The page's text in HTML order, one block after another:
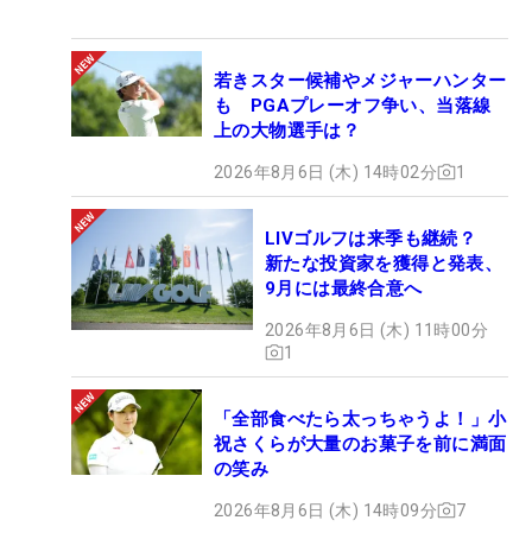
若きスター候補やメジャーハンター
も PGAプレーオフ争い、当落線
上の大物選手は？
2026年8月6日 (木) 14時02分 1
LIVゴルフは来季も継続？
新たな投資家を獲得と発表、
9月には最終合意へ
2026年8月6日 (木) 11時00分
1
「全部食べたら太っちゃうよ！」小
祝さくらが大量のお菓子を前に満面
の笑み
2026年8月6日 (木) 14時09分 7